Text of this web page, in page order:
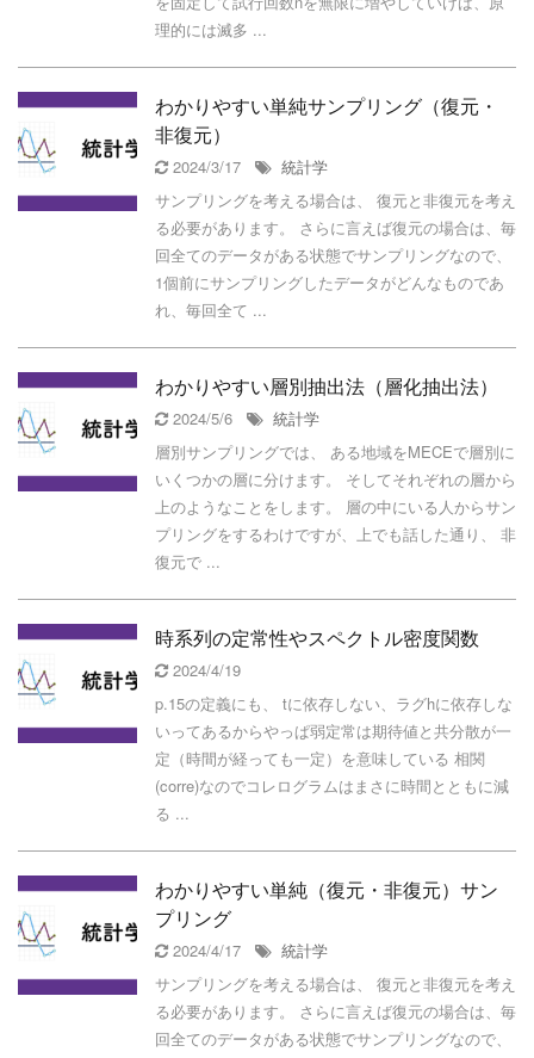
理的には滅多 ...
わかりやすい単純サンプリング（復元・
非復元）
2024/3/17
統計学
サンプリングを考える場合は、 復元と非復元を考え
る必要があります。 さらに言えば復元の場合は、毎
回全てのデータがある状態でサンプリングなので、
1個前にサンプリングしたデータがどんなものであ
れ、毎回全て ...
わかりやすい層別抽出法（層化抽出法）
2024/5/6
統計学
層別サンプリングでは、 ある地域をMECEで層別に
いくつかの層に分けます。 そしてそれぞれの層から
上のようなことをします。 層の中にいる人からサン
プリングをするわけですが、上でも話した通り、 非
復元で ...
時系列の定常性やスペクトル密度関数
2024/4/19
p.15の定義にも、 tに依存しない、ラグhに依存しな
いってあるからやっぱ弱定常は期待値と共分散が一
定（時間が経っても一定）を意味している 相関
(corre)なのでコレログラムはまさに時間とともに減
る ...
わかりやすい単純（復元・非復元）サン
プリング
2024/4/17
統計学
サンプリングを考える場合は、 復元と非復元を考え
る必要があります。 さらに言えば復元の場合は、毎
回全てのデータがある状態でサンプリングなので、